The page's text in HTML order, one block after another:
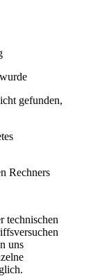
gefunden,
Rechners
technischen
uns